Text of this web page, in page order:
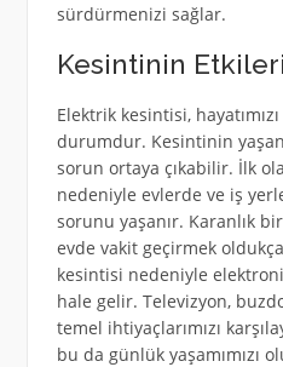
sürdürmenizi sağlar.
Kesintinin Etkileri
Elektrik kesintisi,
durumdur. Kesintinin
sorun ortaya çıkabilir. İlk
nedeniyle evlerde ve iş
sorunu yaşanır. Karanlık
evde vakit geçirmek
kesintisi nedeniyle
hale gelir. Televizyon,
temel ihtiyaçlarımızı
bu da günlük yaşamımızı